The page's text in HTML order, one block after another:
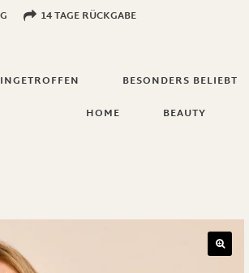
14 TAGE RÜCKGABE
BESONDERS BELIEBT
HOME
BEAUTY